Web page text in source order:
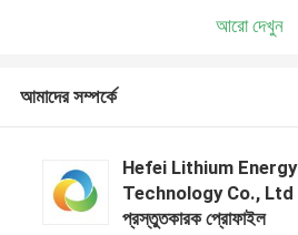
আরো দেখুন
আমাদের সম্পর্কে
Hefei Lithium Energy
Technology Co., Ltd
প্রস্তুতকারক প্রোফাইল